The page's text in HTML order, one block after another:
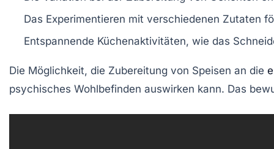
Das Experimentieren mit verschiedenen Zutaten
Entspannende Küchenaktivitäten, wie das
Die Möglichkeit, die Zubereitung von Speisen an die
psychisches Wohlbefinden auswirken kann. Das